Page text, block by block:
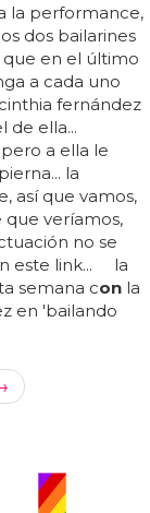
la performance,
dos bailarines
que en el último
a cada uno
fernández
de ella...
a ella le
la
así que vamos,
veríamos,
no se
este link... la
semana con la
en 'bailando